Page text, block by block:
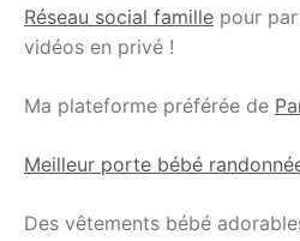
Réseau social famille pour
vidéos en privé !
Ma plateforme préférée de
Meilleur porte bébé
Des vêtements bébé